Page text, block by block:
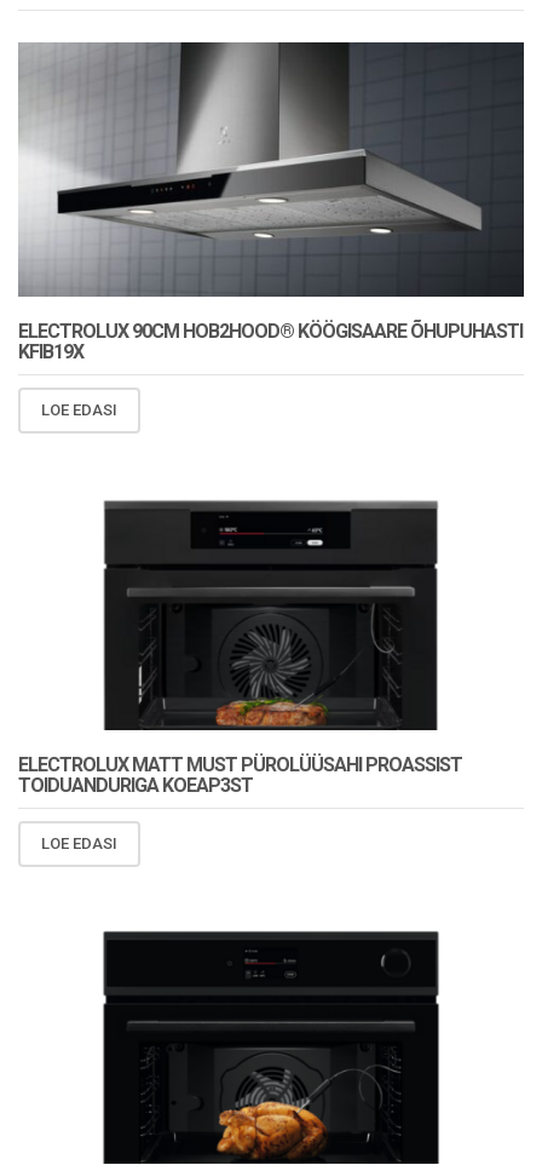
ELECTROLUX 90CM HOB2HOOD® KÖÖGISAARE ÕHUPUHASTI
KFIB19X
LOE EDASI
ELECTROLUX MATT MUST PÜROLÜÜSAHI PROASSIST
TOIDUANDURIGA KOEAP3ST
LOE EDASI